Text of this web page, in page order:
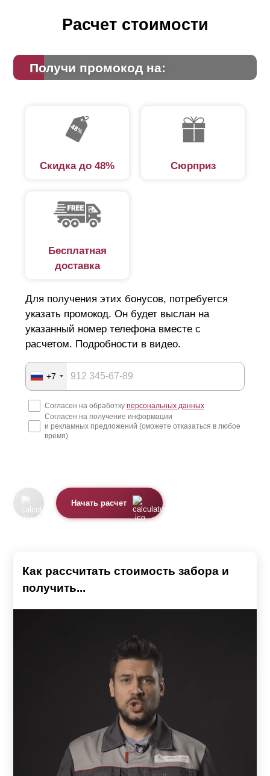
Расчет стоимости
Получи промокод на:
Скидка до 48% Сюрприз
Бесплатная
доставка
Для получения этих бонусов, потребуется
указать промокод. Он будет выслан на
указанный номер телефона вместе с
расчетом. Подробности в видео.
+7
Согласен на обработку персональных данных
Согласен на получение информации
и рекламных предложений (сможете отказаться в любое
время)
Начать расчет
Как рассчитать стоимость забора и
получить...